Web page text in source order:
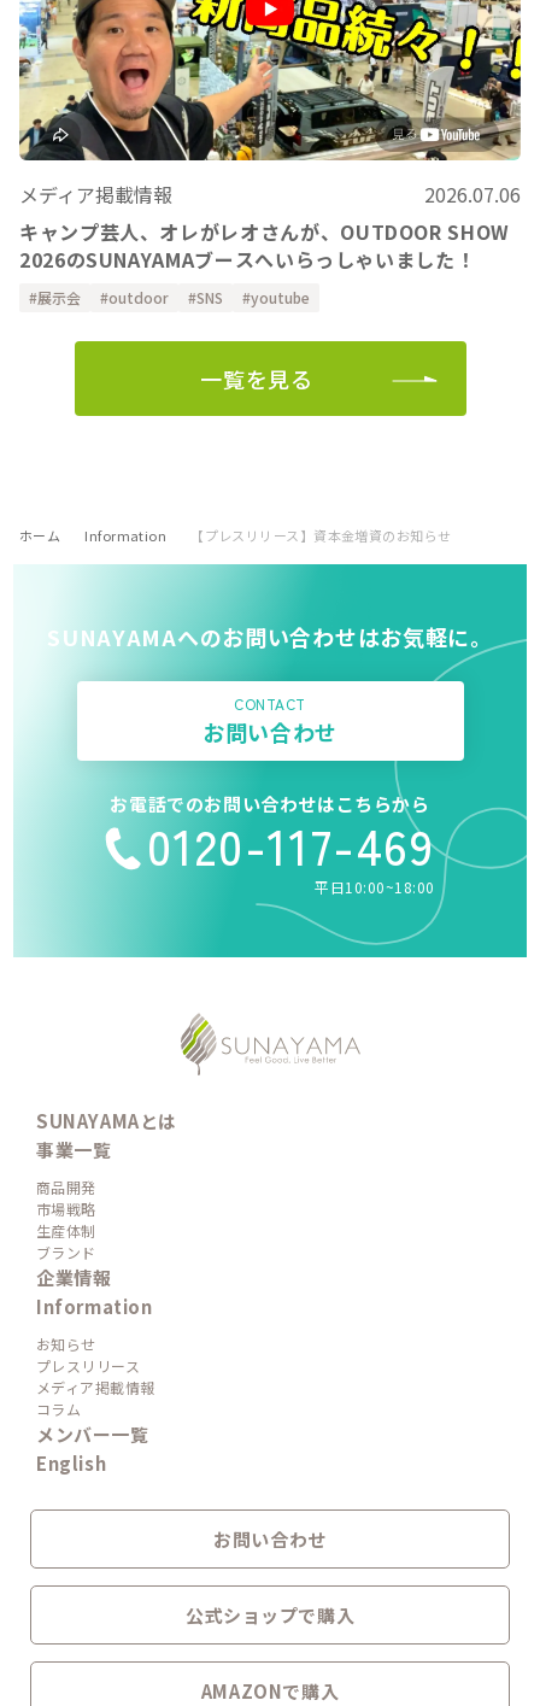
メディア掲載情報
2026.07.06
キャンプ芸人、オレがレオさんが、OUTDOOR SHOW
2026のSUNAYAMAブースへいらっしゃいました！
展示会 outdoor SNS youtube
一覧を見る
ホーム Information 【プレスリリース】資本金増資のお知らせ
SUNAYAMAへのお問い合わせはお気軽に。
CONTACT
お問い合わせ
お電話でのお問い合わせはこちらから
0120-117-469
平日10:00~18:00
SUNAYAMAとは
事業一覧
商品開発
市場戦略
生産体制
ブランド
企業情報
Information
お知らせ
プレスリリース
メディア掲載情報
コラム
メンバー一覧
English
お問い合わせ
公式ショップで購入
AMAZONで購入